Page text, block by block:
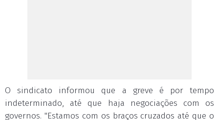
O sindicato informou que a greve é por tempo
indeterminado, até que haja negociações com os
governos. "Estamos com os braços cruzados até que o